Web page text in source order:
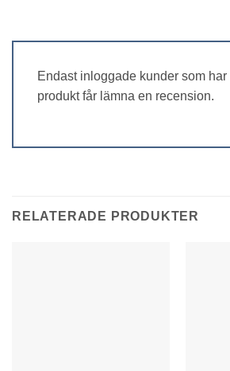
Endast inloggade kunder som har
produkt får lämna en recension.
RELATERADE PRODUKTER